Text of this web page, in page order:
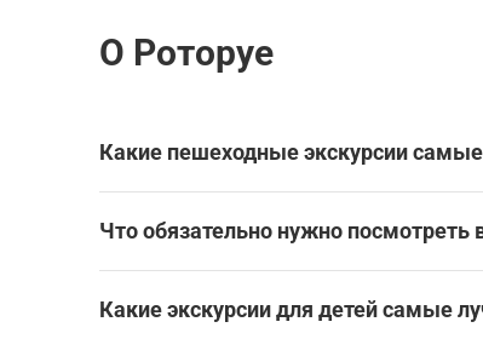
О Роторуе
Какие пешеходные экскурсии
Что обязательно нужно посмотреть
Waiotapu Thermal Wonderland
Какие экскурсии для детей самые